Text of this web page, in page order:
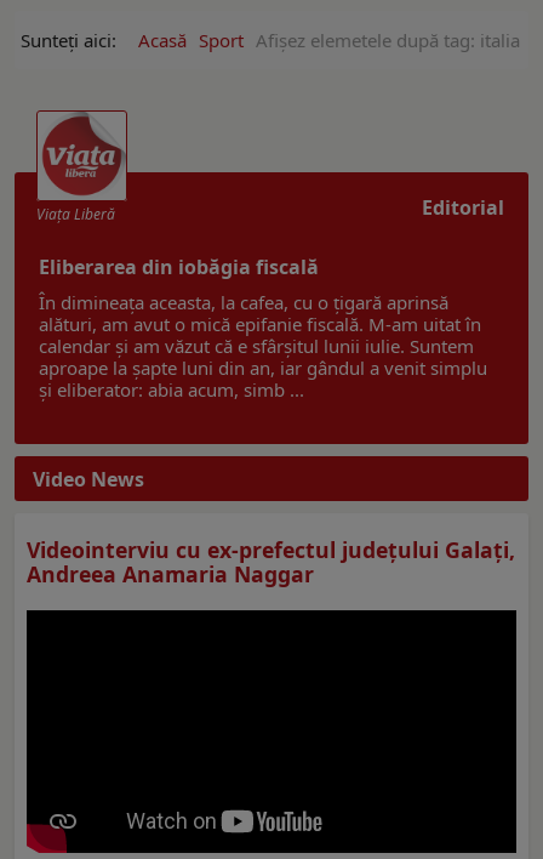
Sunteți aici: Acasă Sport Afişez elemetele după tag: italia
Editorial
Viaţa Liberă
Eliberarea din iobăgia fiscală
În dimineața aceasta, la cafea, cu o țigară aprinsă
alături, am avut o mică epifanie fiscală. M-am uitat în
calendar și am văzut că e sfârșitul lunii iulie. Suntem
aproape la șapte luni din an, iar gândul a venit simplu
și eliberator: abia acum, simb ...
Video News
Videointerviu cu ex-prefectul judeţului Galaţi,
Andreea Anamaria Naggar